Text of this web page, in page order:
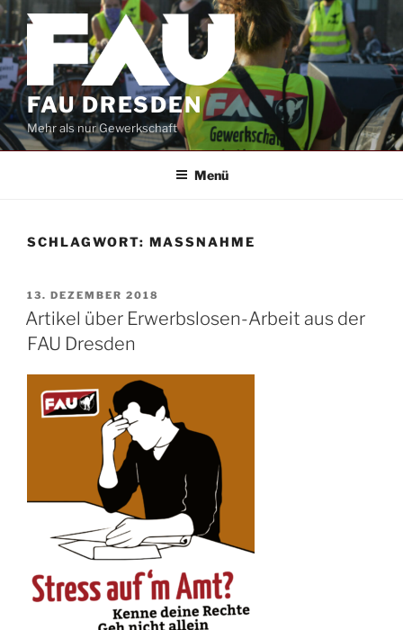
Zum
Inhalt
springen
FAU DRESDEN
Mehr als nur Gewerkschaft
Menü
SCHLAGWORT: MASSNAHME
VERÖFFENTLICHT
AM
13. DEZEMBER 2018
Artikel über Erwerbslosen-Arbeit aus der
FAU Dresden